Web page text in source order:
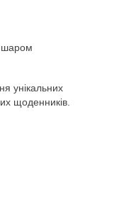
шаром
унікальних
щоденників.